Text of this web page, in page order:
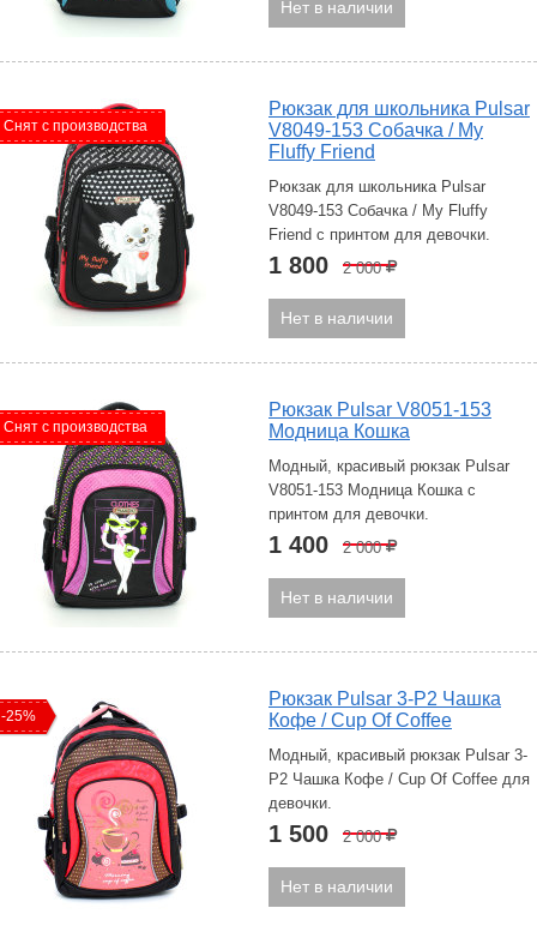
Нет в наличии
Снят с производства
Рюкзак для школьника Pulsar
V8049-153 Собачка / My
Fluffy Friend
Рюкзак для школьника Pulsar
V8049-153 Собачка / My Fluffy
Friend с принтом для девочки.
1 800 2 000Р
Нет в наличии
Снят с производства
Рюкзак Pulsar V8051-153
Модница Кошка
Модный, красивый рюкзак Pulsar
V8051-153 Модница Кошка с
принтом для девочки.
1 400 2 000Р
Нет в наличии
-25%
Рюкзак Pulsar 3-P2 Чашка
Кофе / Cup Of Coffee
Модный, красивый рюкзак Pulsar 3-
P2 Чашка Кофе / Cup Of Coffee для
девочки.
1 500 2 000Р
Нет в наличии